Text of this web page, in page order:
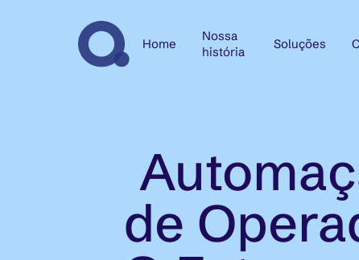
Home
Nossa
história
Soluções
de